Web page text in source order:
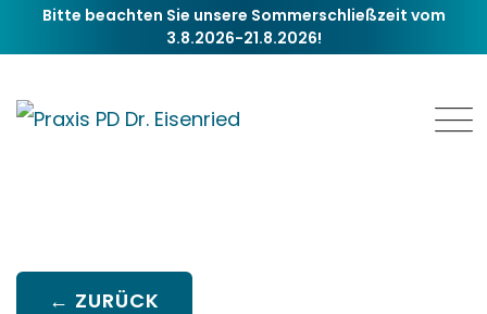
Bitte beachten Sie unsere Sommerschließzeit vom
3.8.2026-21.8.2026!
← ZURÜCK